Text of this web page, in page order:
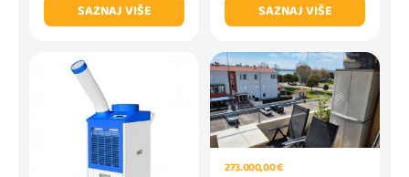
SAZNAJ VIŠE
SAZNAJ VIŠE
273.000,00 €